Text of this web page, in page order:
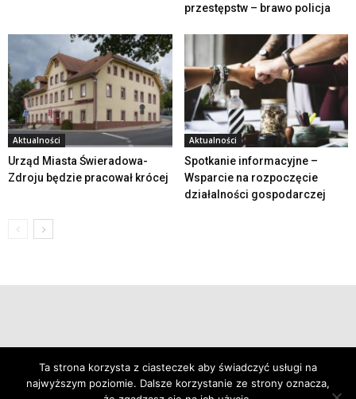
przestępstw – brawo policja
Aktualności
Urząd Miasta Świeradowa-
Zdroju będzie pracował krócej
Aktualności
Spotkanie informacyjne –
Wsparcie na rozpoczęcie
działalności gospodarczej
Ta strona korzysta z ciasteczek aby świadczyć usługi na
najwyższym poziomie. Dalsze korzystanie ze strony oznacza,